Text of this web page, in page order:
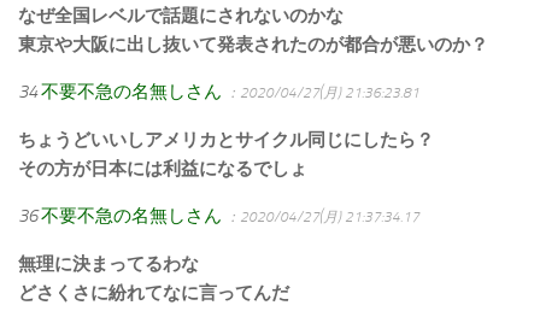
なぜ全国レベルで話題にされないのかな
東京や大阪に出し抜いて発表されたのが都合が悪いのか？
34不要不急の名無しさん ：2020/04/27(月) 21:36:23.81
ちょうどいいしアメリカとサイクル同じにしたら？
その方が日本には利益になるでしょ
36不要不急の名無しさん ：2020/04/27(月) 21:37:34.17
無理に決まってるわな
どさくさに紛れてなに言ってんだ